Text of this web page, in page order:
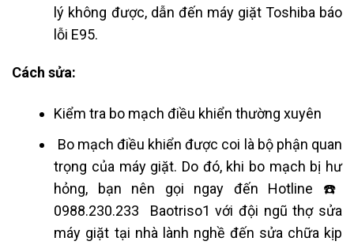
lý không được, dẫn đến máy giặt Toshiba báo
lỗi E95.
Cách sửa:
Kiểm tra bo mạch điều khiển thường xuyên
Bo mạch điều khiển được coi là bộ phận quan
trọng của máy giặt. Do đó, khi bo mạch bị hư
hỏng, bạn nên gọi ngay đến Hotline ☎️
0988.230.233 Baotriso1 với đội ngũ thợ sửa
máy giặt tại nhà lành nghề đến sửa chữa kịp